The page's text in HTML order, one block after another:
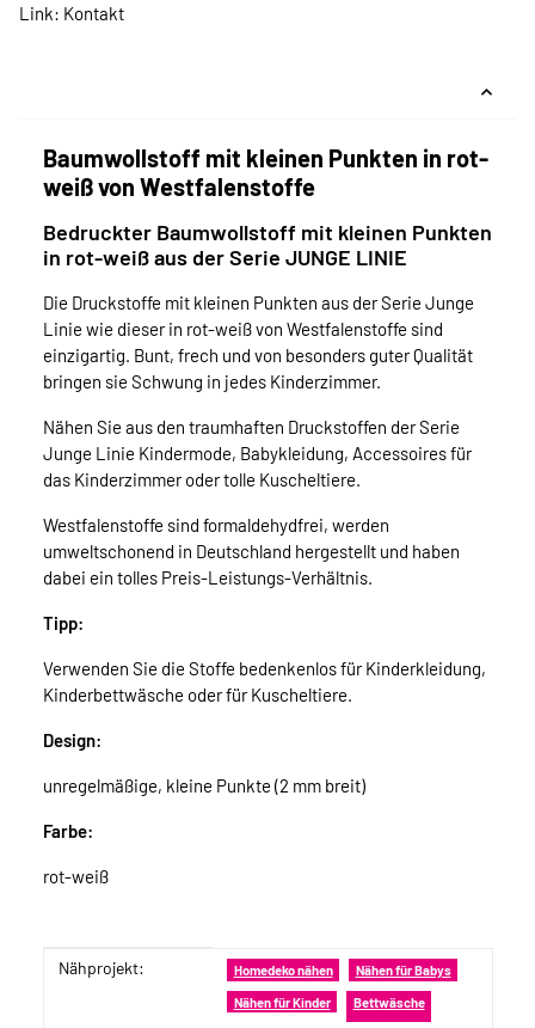
Link: Kontakt
Baumwollstoff mit kleinen Punkten in rot-
weiß von Westfalenstoffe
Bedruckter Baumwollstoff mit kleinen Punkten
in rot-weiß aus der Serie JUNGE LINIE
Die Druckstoffe mit kleinen Punkten aus der Serie Junge
Linie wie dieser in rot-weiß von Westfalenstoffe sind
einzigartig. Bunt, frech und von besonders guter Qualität
bringen sie Schwung in jedes Kinderzimmer.
Nähen Sie aus den traumhaften Druckstoffen der Serie
Junge Linie Kindermode, Babykleidung, Accessoires für
das Kinderzimmer oder tolle Kuscheltiere.
Westfalenstoffe sind formaldehydfrei, werden
umweltschonend in Deutschland hergestellt und haben
dabei ein tolles Preis-Leistungs-Verhältnis.
Tipp:
Verwenden Sie die Stoffe bedenkenlos für Kinderkleidung,
Kinderbettwäsche oder für Kuscheltiere.
Design:
unregelmäßige, kleine Punkte (2 mm breit)
Farbe:
rot-weiß
Produkteigenschaft
Wert
Nähprojekt: Homedeko nähen Nähen für Babys
Nähen für Kinder Bettwäsche